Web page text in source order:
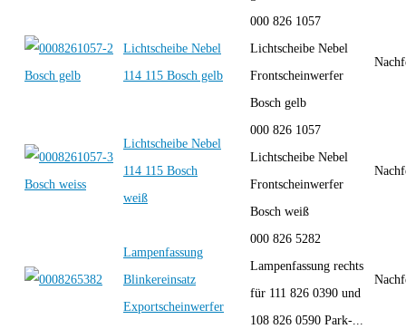
Lichtscheibe Nebel
114 115 Bosch gelb
000 826 1057
Lichtscheibe Nebel
Frontscheinwerfer
Bosch gelb
Lichtscheibe Nebel
114 115 Bosch
weiß
000 826 1057
Lichtscheibe Nebel
Frontscheinwerfer
Bosch weiß
Lampenfassung
Blinkereinsatz
Exportscheinwerfer
000 826 5282
Lampenfassung rechts
für 111 826 0390 und
108 826 0590 Park-...